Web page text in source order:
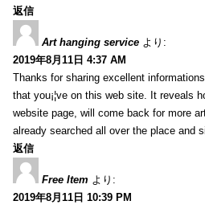
返信
Art hanging service より:
2019年8月11日 4:37 AM
Thanks for sharing excellent
that you¡¦ve on this web site. It reveals
website page, will come back for more
already searched all over the place and
返信
Free Item より:
2019年8月11日 10:39 PM